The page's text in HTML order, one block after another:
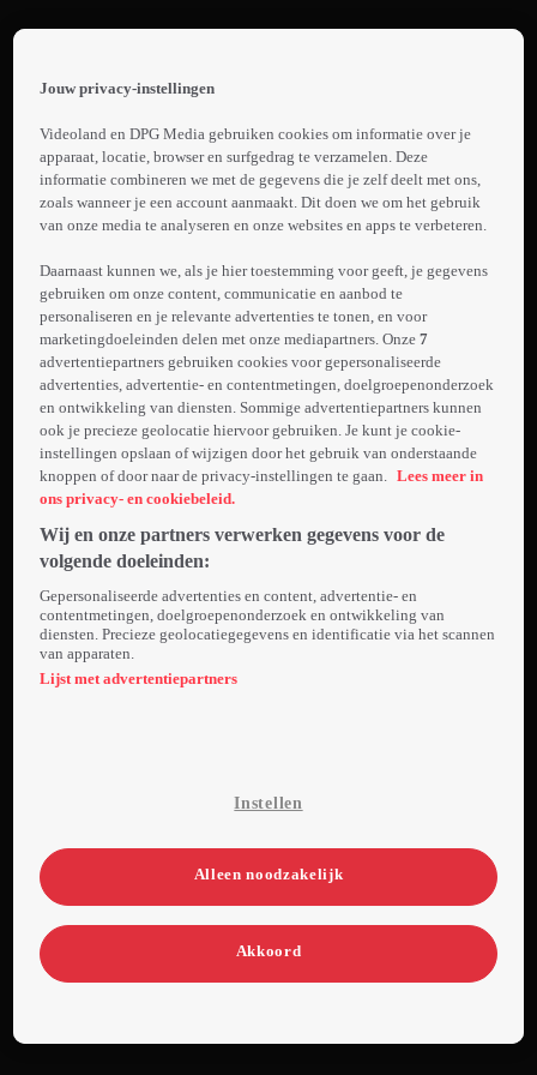
page
Perfecte
Plaatje Op
Reis
1. Promo:
Het
Perfecte
Argentinië
Acht bekende
Nederlanders
met een passie
voor fotografie
gaan de strijd
met elkaar aan.
Deze speciale
editie vindt
plaats in het
prachtige
Argentinië. De
deelnemers
krijgen de meest
indrukwekkende
staat voor
spectaculaire
beelden.
Meer
info
Jouw privacy-instellingen
Videoland en DPG Media gebruiken cookies om informatie over je
apparaat, locatie, browser en surfgedrag te verzamelen. Deze
informatie combineren we met de gegevens die je zelf deelt met ons,
zoals wanneer je een account aanmaakt. Dit doen we om het gebruik
van onze media te analyseren en onze websites en apps te verbeteren.
Daarnaast kunnen we, als je hier toestemming voor geeft, je gegevens
gebruiken om onze content, communicatie en aanbod te
personaliseren en je relevante advertenties te tonen, en voor
marketingdoeleinden delen met onze mediapartners. Onze7
advertentiepartners gebruiken cookies voor gepersonaliseerde
advertenties, advertentie- en contentmetingen, doelgroepenonderzoek
en ontwikkeling van diensten. Sommige advertentiepartners kunnen
ook je precieze geolocatie hiervoor gebruiken. Je kunt je cookie-
instellingen opslaan of wijzigen door het gebruik van onderstaande
knoppen of door naar de privacy-instellingen te gaan. Lees meer in
ons privacy- en cookiebeleid.
Wij en onze partners verwerken gegevens voor de
volgende doeleinden:
Gepersonaliseerde advertenties en content, advertentie- en
contentmetingen, doelgroepenonderzoek en ontwikkeling van
diensten. Precieze geolocatiegegevens en identificatie via het scannen
van apparaten.
Lijst met advertentiepartners
Instellen
Alleen noodzakelijk
Akkoord